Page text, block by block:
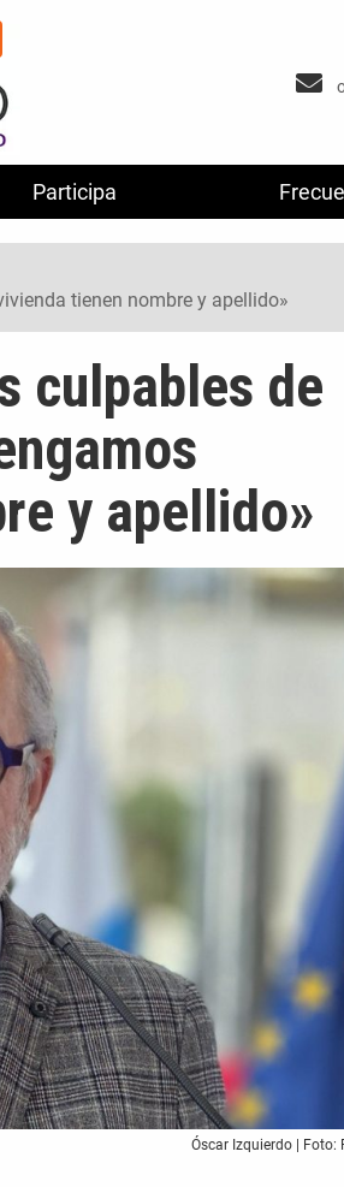
Participa
tienen nombre y apellido»
culpables de
y apellido»
Óscar Izquierdo | Foto: